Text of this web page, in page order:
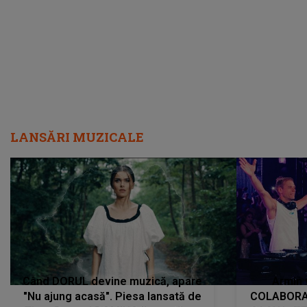
LANSĂRI MUZICALE
Când DORUL devine muzică, apare
"Nu ajung acasă". Piesa lansată de